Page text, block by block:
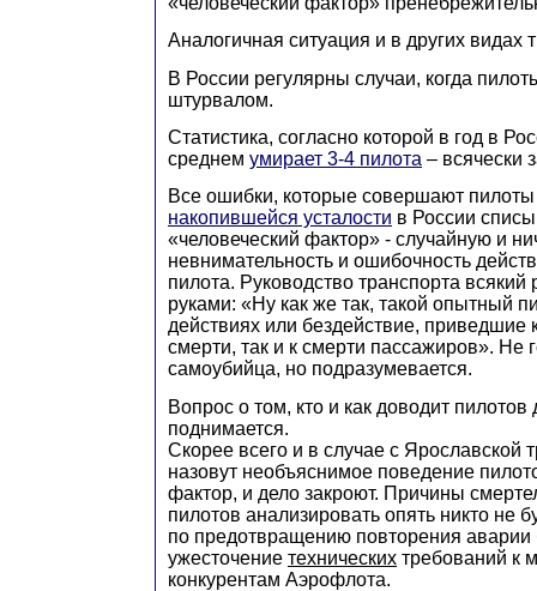
Аналогичная ситуация и в других видах
В России регулярны случаи, когда
штурвалом.
Статистика, согласно которой в год в
среднем умирает 3-4 пилота – всячески
Все ошибки, которые совершают
накопившейся усталости в России
«человеческий фактор» - случайную и
невнимательность и ошибочность
пилота. Руководство транспорта всякий
руками: «Ну как же так, такой опытный
действиях или бездействие, приведшие
смерти, так и к смерти пассажиров». Не
самоубийца, но подразумевается.
Вопрос о том, кто и как доводит
поднимается.
Скорее всего и в случае с Ярославской
назовут необъяснимое поведение
фактор, и дело закроют. Причины
пилотов анализировать опять никто не
по предотвращению повторения аварии
ужесточение технических требований к
конкурентам Аэрофлота.